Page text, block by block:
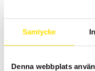
Samtycke
Denna webbplats